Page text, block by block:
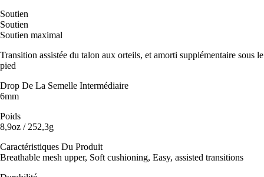
Soutien
Soutien
Soutien maximal
Transition assistée du talon aux orteils, et amorti supplémentaire sous le
pied
Drop De La Semelle Intermédiaire
6mm
Poids
8,9oz / 252,3g
Caractéristiques Du Produit
Breathable mesh upper, Soft cushioning, Easy, assisted transitions